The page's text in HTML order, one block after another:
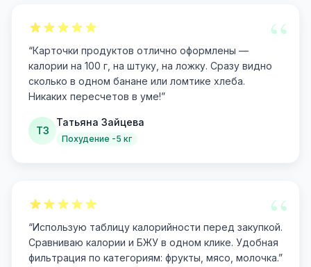
“
“Карточки продуктов отлично оформлены —
калории на 100 г, на штуку, на ложку. Сразу видно
сколько в одном банане или ломтике хлеба.
Никаких пересчетов в уме!”
ТЗ
Татьяна Зайцева
Похудение -5 кг
“
“Использую таблицу калорийности перед закупкой.
Сравниваю калории и БЖУ в одном клике. Удобная
фильтрация по категориям: фрукты, мясо, молочка.”